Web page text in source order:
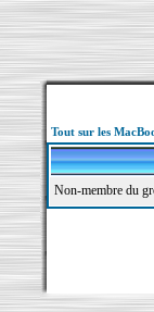
Tout sur les
Non-membre du